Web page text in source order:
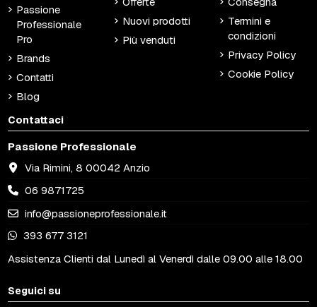
Passione
Professionale
Pro
Brands
Contatti
Blog
Nuovi prodotti
Più venduti
Termini e
condizioni
Privacy Policy
Cookie Policy
Contattaci
Passione Professionale
Via Rimini, 8 00042 Anzio
06 9871725
info@passioneprofessionale.it
393 677 3121
Assistenza Clienti dal Lunedì al Venerdì dalle 09.00 alle 18.00
Seguici su